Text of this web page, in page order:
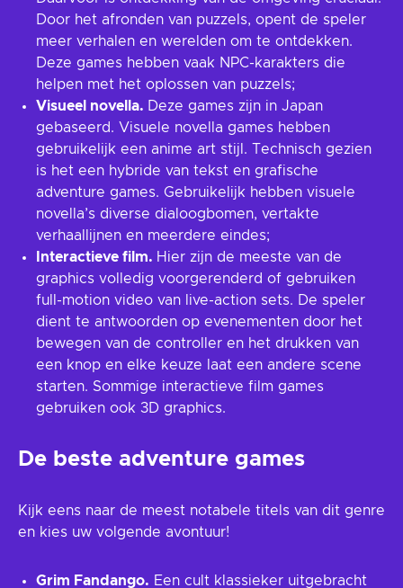
Door het afronden van puzzels, opent de speler
meer verhalen en werelden om te ontdekken.
Deze games hebben vaak NPC-karakters die
helpen met het oplossen van puzzels;
Visueel novella. Deze games zijn in Japan
gebaseerd. Visuele novella games hebben
gebruikelijk een anime art stijl. Technisch gezien
is het een hybride van tekst en grafische
adventure games. Gebruikelijk hebben visuele
novella’s diverse dialoogbomen, vertakte
verhaallijnen en meerdere eindes;
Interactieve film. Hier zijn de meeste van de
graphics volledig voorgerenderd of gebruiken
full-motion video van live-action sets. De speler
dient te antwoorden op evenementen door het
bewegen van de controller en het drukken van
een knop en elke keuze laat een andere scene
starten. Sommige interactieve film games
gebruiken ook 3D graphics.
De beste adventure games
Kijk eens naar de meest notabele titels van dit genre
en kies uw volgende avontuur!
Grim Fandango. Een cult klassieker uitgebracht